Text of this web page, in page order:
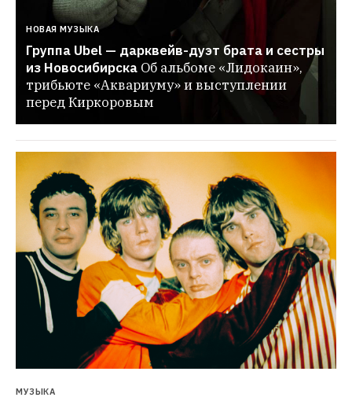
НОВАЯ МУЗЫКА
Группа Ubel — дарквейв-дуэт брата и сестры
из Новосибирска Об альбоме «Лидокаин»,
трибьюте «Аквариуму» и выступлении
перед Киркоровым
МУЗЫКА